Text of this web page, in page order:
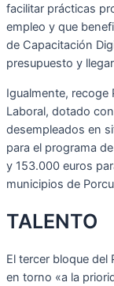
facilitar prácticas
empleo y que
de Capacitación
presupuesto y
Igualmente, recoge
Laboral, dotado
desempleados en
para el programa
y 153.000 euros
municipios de
TALENTO
El tercer bloque del
en torno «a la